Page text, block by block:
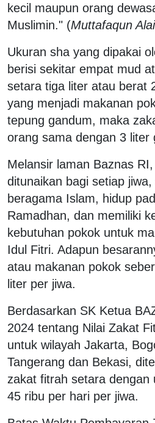
kecil maupun orang
Muslimin." (Muttafaqun
Ukuran sha yang dipakai
berisi sekitar empat mud
setara tiga liter atau berat
yang menjadi makanan
tepung gandum, maka
orang sama dengan 3 liter
Melansir laman Baznas
ditunaikan bagi setiap
beragama Islam, hidup
Ramadhan, dan memiliki
kebutuhan pokok untuk
Idul Fitri. Adapun
atau makanan pokok
liter per jiwa.
Berdasarkan SK Ketua
2024 tentang Nilai Zakat
untuk wilayah Jakarta,
Tangerang dan Bekasi,
zakat fitrah setara dengan
45 ribu per hari per jiwa.